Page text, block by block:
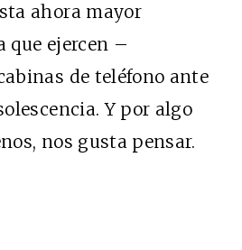
ahora mayor
que ejercen –
de teléfono ante
Y por algo
nos gusta pensar.